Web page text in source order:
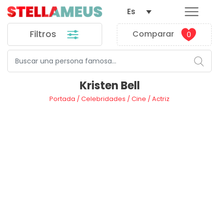
Filtros Comparar 0
Es
Kristen Bell
Portada /Celebridades /Cine /Actriz